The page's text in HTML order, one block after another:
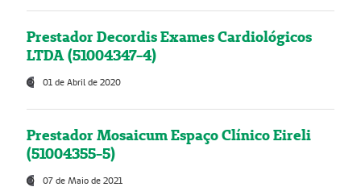
Prestador Decordis Exames Cardiológicos
LTDA (51004347-4)
01 de Abril de 2020
Prestador Mosaicum Espaço Clínico Eireli
(51004355-5)
07 de Maio de 2021